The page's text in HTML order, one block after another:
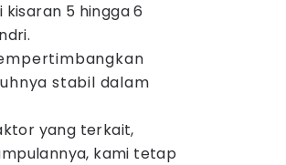
5 hingga 6
stabil dalam
yang terkait,
kami tetap